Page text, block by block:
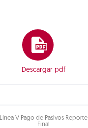
Descargar pdf
Línea V Pago de Pasivos Reporte
Final